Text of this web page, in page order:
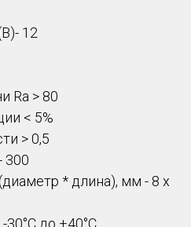
12
Ra > 80
< 5%
> 0,5
300
* длина), мм - 8 х
до +40°С